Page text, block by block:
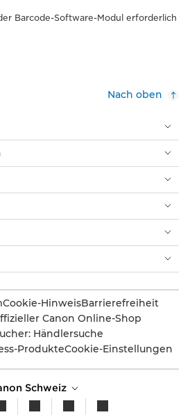
Barcode-Software-Modul erforderlich
Nach oben
Cookie-HinweisBarrierefreiheit
Canon Online-Shop
Händlersuche
ProdukteCookie-Einstellungen
Schweiz